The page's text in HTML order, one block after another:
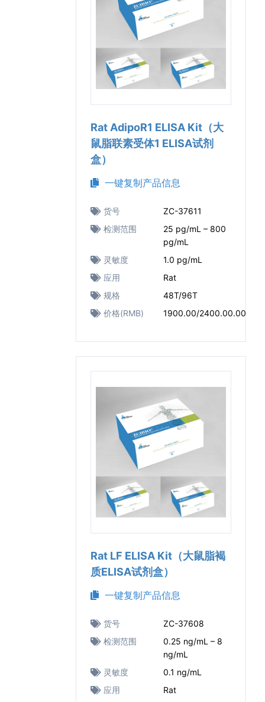
Rat AdipoR1 ELISA Kit（大
鼠脂联素受体1 ELISA试剂
盒）
一键复制产品信息
货号
ZC-37611
检测范围
25 pg/mL – 800
pg/mL
灵敏度
1.0 pg/mL
应用
Rat
规格
48T/96T
价格(RMB)
1900.00/2400.00.00
Rat LF ELISA Kit（大鼠脂褐
质ELISA试剂盒）
一键复制产品信息
货号
ZC-37608
检测范围
0.25 ng/mL – 8
ng/mL
灵敏度
0.1 ng/mL
应用
Rat